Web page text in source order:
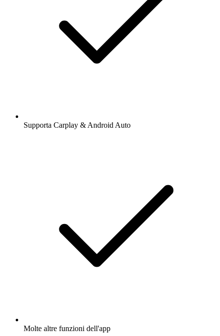
Supporta Carplay & Android Auto
Molte altre funzioni dell'app